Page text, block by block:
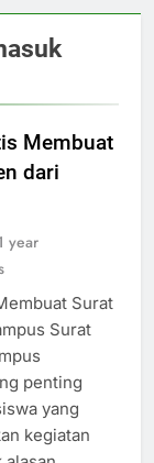
Membuat
dari
year
Surat
Surat
penting
yang
kegiatan